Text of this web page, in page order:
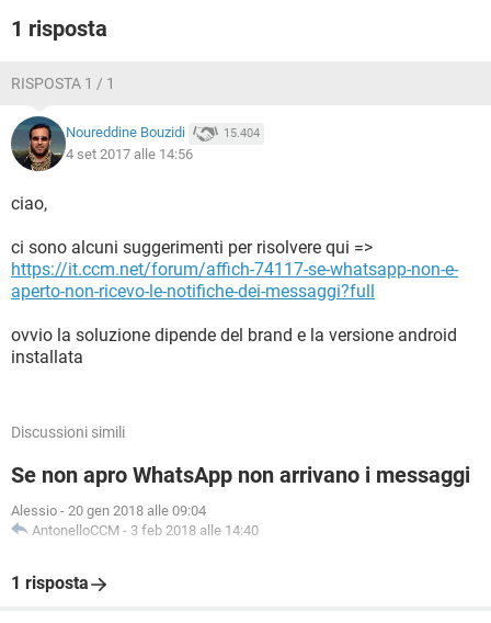
1 risposta
RISPOSTA 1 / 1
Noureddine Bouzidi 15.404
4 set 2017 alle 14:56
ciao,
ci sono alcuni suggerimenti per risolvere qui =>
https://it.ccm.net/forum/affich-74117-se-whatsapp-non-e-
aperto-non-ricevo-le-notifiche-dei-messaggi?full
ovvio la soluzione dipende del brand e la versione android
installata
Discussioni simili
Se non apro WhatsApp non arrivano i messaggi
Alessio - 20 gen 2018 alle 09:04
AntonelloCCM - 3 feb 2018 alle 14:40
1 risposta